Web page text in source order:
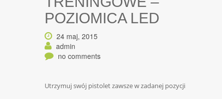
POZIOMICA LED
24 maj, 2015
admin
no comments
Utrzymuj swój pistolet zawsze w zadanej pozycji